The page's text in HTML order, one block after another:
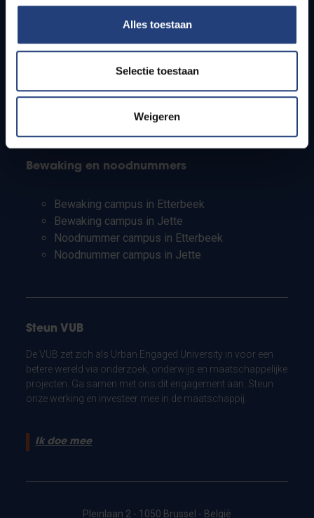
Alles toestaan
Selectie toestaan
Weigeren
Studenten
PhD-studenten
Leerkrachten en secundaire scholen
Bewaking en noodnummers
Bewaking campus in Etterbeek
Bewaking campus in Jette
Noodnummer campus in Etterbeek
Noodnummer campus in Jette
Steun VUB
De VUB zet zich als Urban Engaged University in voor een
betere wereld via onderzoek, onderwijs en maatschappelijke
projecten. Ga samen met ons dit engagement aan. Steun
onze werking en investeer mee in de maatschappij.
Ik doe mee
Pleinlaan 2 - 1050 Brussel - België